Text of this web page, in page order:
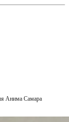
Анима Самара